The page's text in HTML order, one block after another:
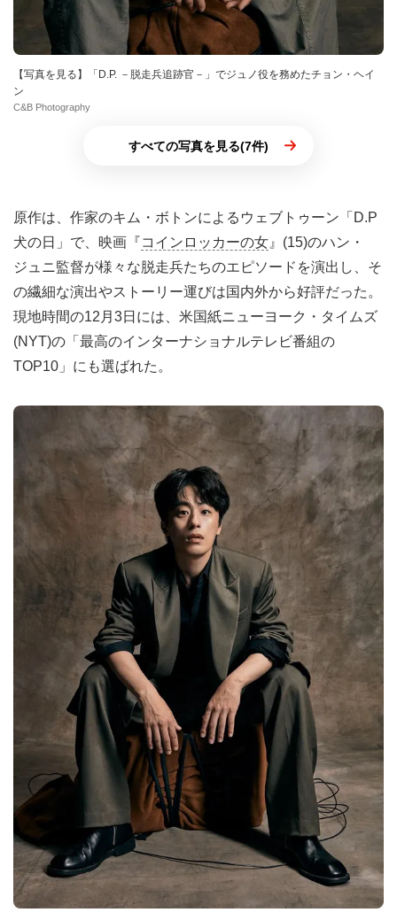
【写真を見る】「D.P. －脱走兵追跡官－」でジュノ役を務めたチョン・ヘイ
ン
C&B Photography
すべての写真を見る(7件)
原作は、作家のキム・ボトンによるウェブトゥーン「D.P
犬の日」で、映画『コインロッカーの女 』(15)のハン・
ジュニ監督が様々な脱走兵たちのエピソードを演出し、そ
の繊細な演出やストーリー運びは国内外から好評だった。
現地時間の12月3日には、米国紙ニューヨーク・タイムズ
(NYT)の「最高のインターナショナルテレビ番組の
TOP10」にも選ばれた。